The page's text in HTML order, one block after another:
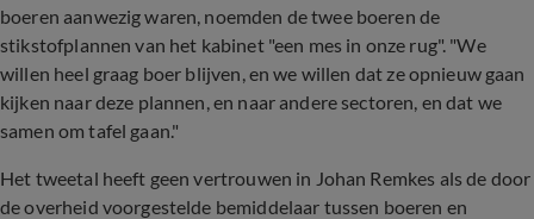
boeren aanwezig waren, noemden de twee boeren de
stikstofplannen van het kabinet "een mes in onze rug". "We
willen heel graag boer blijven, en we willen dat ze opnieuw gaan
kijken naar deze plannen, en naar andere sectoren, en dat we
samen om tafel gaan."
Het tweetal heeft geen vertrouwen in Johan Remkes als de door
de overheid voorgestelde bemiddelaar tussen boeren en